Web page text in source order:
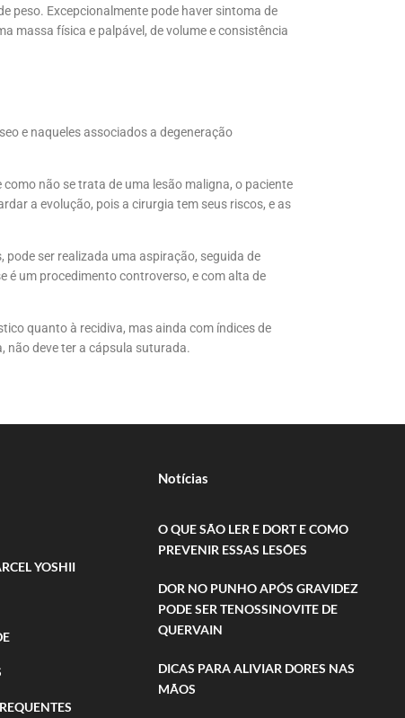
peso. Excepcionalmente pode haver sintoma de
massa física e palpável, de volume e consistência
e naqueles associados a degeneração
não se trata de uma lesão maligna, o paciente
a evolução, pois a cirurgia tem seus riscos, e as
ser realizada uma aspiração, seguida de
é um procedimento controverso, e com alta de
quanto à recidiva, mas ainda com índices de
não deve ter a cápsula suturada.
YOSHII
Notícias
O QUE SÃO LER E DORT E COMO
PREVENIR ESSAS LESÕES
DOR NO PUNHO APÓS GRAVIDEZ
PODE SER TENOSSINOVITE DE
QUERVAIN
DICAS PARA ALIVIAR DORES NAS
MÃOS